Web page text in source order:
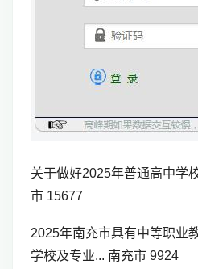
关于做好2025年普通高中学
市 15677
2025年南充市具有中等职业
学校及专业... 南充市 9924